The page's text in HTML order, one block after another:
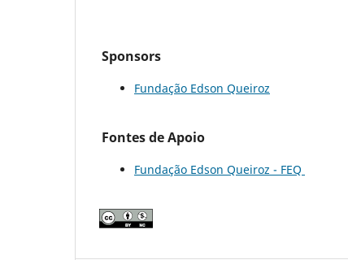
Sponsors
Fundação Edson Queiroz
Fontes de Apoio
Fundação Edson Queiroz - FEQ